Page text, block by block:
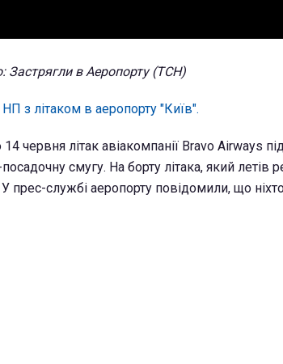
Застрягли в Аеропорту (ТСН)
з літаком в аеропорту "Київ".
червня літак авіакомпанії Bravo Airways
смугу. На борту літака, який летів
прес-службі аеропорту повідомили, що